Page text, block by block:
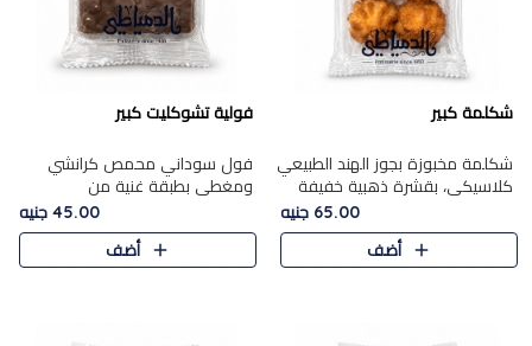
شكلمة كبير
شكلمة مخبوزة بجوز الهند الطبيعي
كلاسيكي، بقشرة ذهبية خفيفة
وقلب طري رطب يذوب في الفم،
تمنحك المذاق الشرقي الحلو الأصيل
التقليدي في كل لقمة.
65.00 جنيه
أضف
فولية تشوكليت كبير
فول سوداني محمص كرانشي
ومغطى بطبقة غنية من
الشوكولاتة، يجمع بين طعم
القرمشة الأصيلة الكلاسكيكية
التقليدية للفول السوداني وحلاوة
45.00 جنيه
أضف